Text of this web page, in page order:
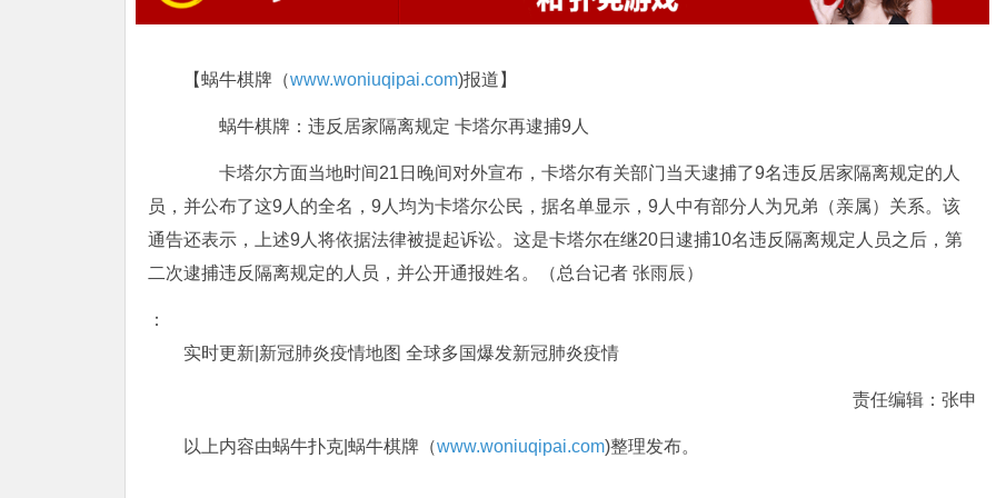
【蜗牛棋牌（www.woniuqipai.com)报道】
蜗牛棋牌：违反居家隔离规定 卡塔尔再逮捕9人
卡塔尔方面当地时间21日晚间对外宣布，卡塔尔有关部门当天逮捕了9名违反居家隔离规定的人
员，并公布了这9人的全名，9人均为卡塔尔公民，据名单显示，9人中有部分人为兄弟（亲属）关系。该
通告还表示，上述9人将依据法律被提起诉讼。这是卡塔尔在继20日逮捕10名违反隔离规定人员之后，第
二次逮捕违反隔离规定的人员，并公开通报姓名。（总台记者 张雨辰）
：
实时更新|新冠肺炎疫情地图 全球多国爆发新冠肺炎疫情
责任编辑：张申
以上内容由蜗牛扑克|蜗牛棋牌（www.woniuqipai.com)整理发布。